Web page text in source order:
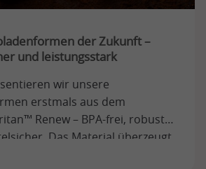
der Zukunft –
und leistungsstark
wir unsere
erstmals aus dem
Renew – BPA-frei, robust
Das Material überzeugt